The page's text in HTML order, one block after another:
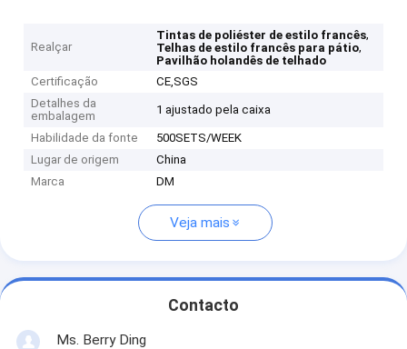
Realçar
Tintas de poliéster de estilo francês,
Telhas de estilo francês para pátio,
Pavilhão holandês de telhado
Certificação
CE,SGS
Detalhes da
embalagem
1 ajustado pela caixa
Habilidade da fonte
500SETS/WEEK
Lugar de origem
China
Marca
DM
Veja mais
Contacto
Ms. Berry Ding